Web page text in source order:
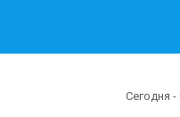
Сегодня -